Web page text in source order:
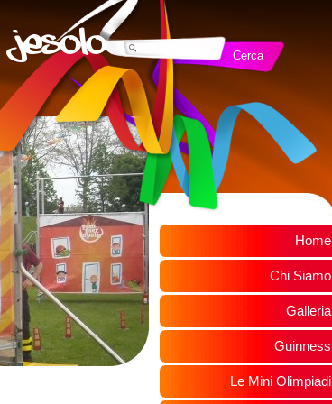
Home
Chi Siamo
Galleria
Guinness
Le Mini Olimpiadi